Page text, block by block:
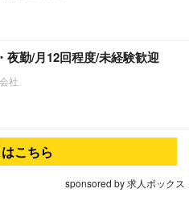
夜勤/月12回程度/未経験歓迎
社
こちら
sponsored by 求人ボックス